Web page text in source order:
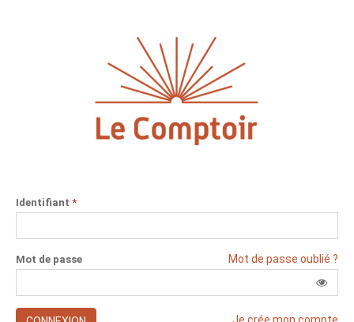
Identifiant *
Mot de passe oublié ?
Mot de passe